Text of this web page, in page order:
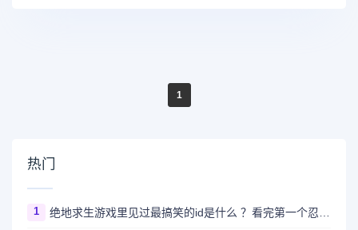
1
热门
1 绝地求生游戏里见过最搞笑的id是什么 ？看完第一个忍不住爆笑